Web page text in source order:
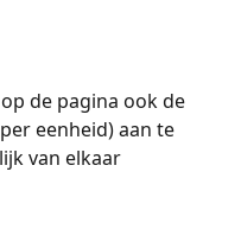
de pagina ook de
eenheid) aan te
van elkaar